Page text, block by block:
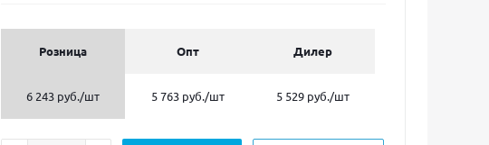
Розница Опт Дилер
6 243 руб./шт 5 763 руб./шт 5 529 руб./шт